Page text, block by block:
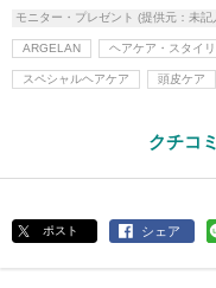
モニター・プレゼント (提供元：未記
ARGELAN ヘアケア・スタイ
スペシャルヘアケア 頭皮ケア
クチコ
ポスト シェア